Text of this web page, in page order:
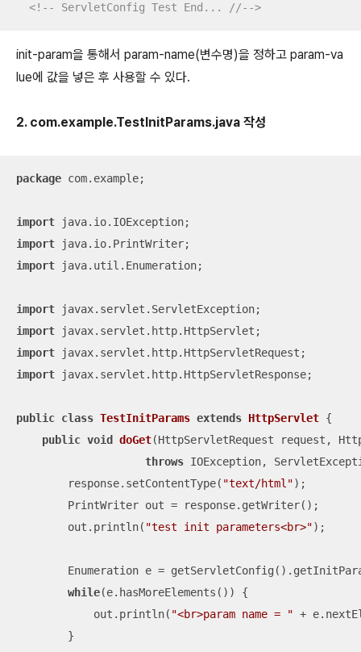
<!-- ServletConfig Test End... //-->
init-param을 통해서 param-name(변수명)을 정하고 param-va
lue에 값을 넣은 후 사용할 수 있다.
2. com.example.TestInitParams.java 작성
package com.example;
import
import
import java.util.Enumeration;
import
import
import
import javax.servlet.http.HttpServletResponse;
public class TestInitParams extends HttpServlet {
public void doGet(HttpServletRequest request,
throws IOException,
        response.setContentType(
"text/html");
        PrintWriter out = response.getWriter();
        out.println(
"test init parameters<br>");
Enumeration e =
while(e.hasMoreElements()) {
            out.println(
"<br>param name = " +
        }